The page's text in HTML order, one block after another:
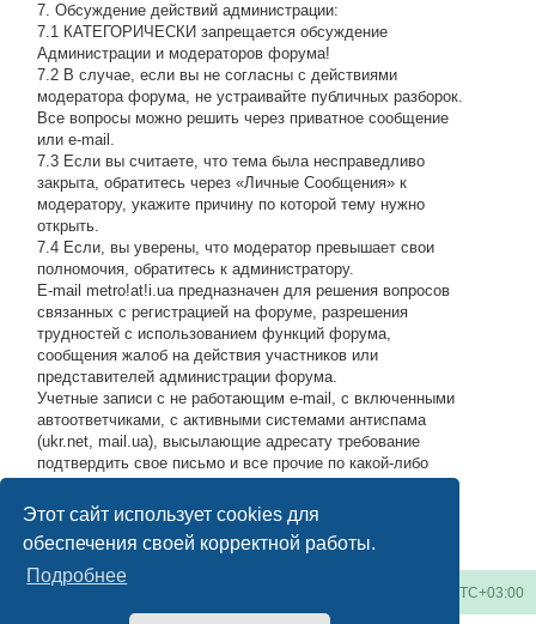
Этот сайт использует cookies для
обеспечения своей корректной работы.
Подробнее
7. Обсуждение действий администрации:
7.1 КАТЕГОРИЧЕСКИ запрещается обсуждение
Администрации и модераторов форума!
7.2 В случае, если вы не согласны с действиями
модератора форума, не устраивайте публичных разборок.
Все вопросы можно решить через приватное сообщение
или e-mail.
7.3 Если вы считаете, что тема была несправедливо
закрыта, обратитесь через «Личные Сообщения» к
модератору, укажите причину по которой тему нужно
открыть.
7.4 Если, вы уверены, что модератор превышает свои
полномочия, обратитесь к администратору.
E-mail metro!at!i.ua предназначен для решения вопросов
связанных с регистрацией на форуме, разрешения
трудностей с использованием функций форума,
сообщения жалоб на действия участников или
представителей администрации форума.
Учетные записи с не работающим e-mail, с включенными
автоответчиками, с активными системами антиспама
(ukr.net, mail.ua), высылающие адресату требование
подтвердить свое письмо и все прочие по какой-либо
высылающие мусор на адрес администрации, будут
блокироваться по усмотрению администратора.
UTC+03:00